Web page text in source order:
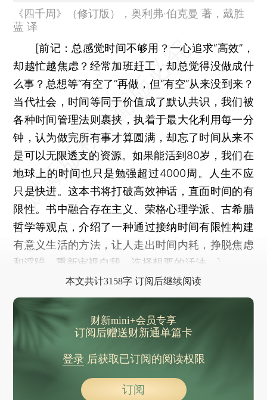
《四千周》（修订版），奥利弗·伯克曼 著，戴胜
蓝 译
[前记： 总感觉时间不够用？一心追求“高效”，
却越忙越焦虑？经常加班赶工，却总觉得没做成什
么事？总想等“有空了”再做，但“有空”从来没到来？
当代社会，时间等同于价值成了默认共识，我们被
各种时间管理法则裹挟，执着于最大化利用每一分
钟，认为做完所有事才算圆满，却忘了时间从来不
是可以无限透支的资源。如果能活到80岁，我们在
地球上的时间也只是勉强超过4000周。人生不应
只是快进。这本书将打破高效神话，直面时间的有
限性。书中融合存在主义、荣格心理学派、古希腊
哲学等观点，介绍了一种通过接纳时间有限性构建
有意义生活的方法，让人走出时间内耗，挣脱焦虑
和浮躁，重新审视自我，选择想要的活法。]
本文共计3158字 订阅后继续阅读
财新mini+会员专享
订阅后赠送财新通单篇卡
登录后获取已订阅的阅读权限
订阅